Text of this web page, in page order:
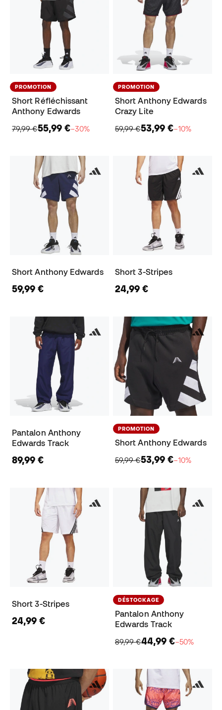
PROMOTION
Short Réfléchissant
Anthony Edwards
79,99 €55,99 €−30%
PROMOTION
Short Anthony Edwards
Crazy Lite
59,99 €53,99 €−10%
Short Anthony Edwards
59,99 €
Short 3-Stripes
24,99 €
Pantalon Anthony
Edwards Track
89,99 €
PROMOTION
Short Anthony Edwards
59,99 €53,99 €−10%
Short 3-Stripes
24,99 €
DÉSTOCKAGE
Pantalon Anthony
Edwards Track
89,99 €44,99 €−50%